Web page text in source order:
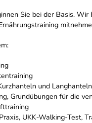
Sie bei der Basis.
und Langhanteln
Grundübungen für die
UKK-Walking-Test,